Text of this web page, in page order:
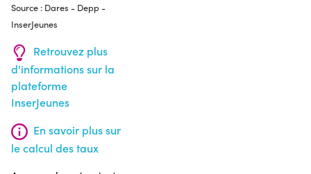
Source : Dares - Depp -
InserJeunes
Retrouvez plus
d'informations sur la
plateforme
InserJeunes
En savoir plus sur
le calcul des taux